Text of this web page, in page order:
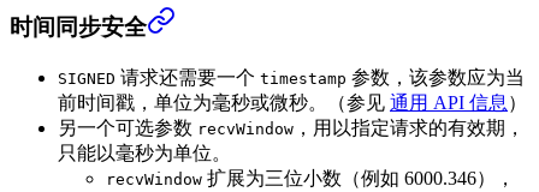
时间同步安全
SIGNED 请求还需要一个 timestamp 参数，该参数应为当
前时间戳，单位为毫秒或微秒。（参见 通用 API 信息 ）
另一个可选参数 recvWindow ，用以指定请求的有效期，
只能以毫秒为单位。
recvWindow 扩展为三位小数（例如 6000.346），